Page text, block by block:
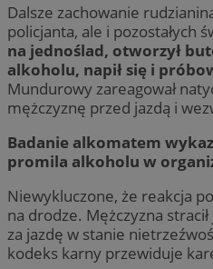
Dalsze zachowanie
policjanta, ale i pozostałych
na jednoślad, otworzył
alkoholu, napił się i
Mundurowy zareagował
mężczyznę przed jazdą i
Badanie alkomatem
promila alkoholu w
Niewykluczone, że reakcja
na drodze. Mężczyzna
za jazdę w stanie
kodeks karny przewiduje